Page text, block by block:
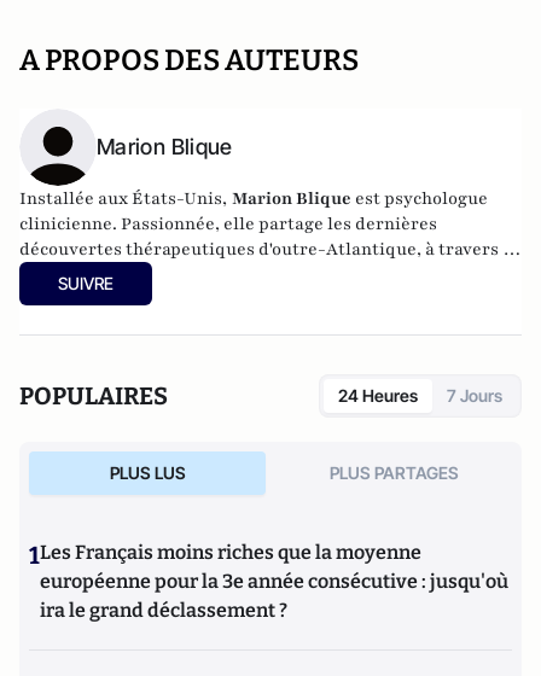
A PROPOS DES AUTEURS
Marion Blique
Installée aux États-Unis, Marion Blique est psychologue
clinicienne. Passionnée, elle partage les dernières
découvertes thérapeutiques d'outre-Atlantique, à travers sa
pratique en cabinet et ses formations : psychologie
énergétique, neurosciences, EFT et psychothérapie du lien.
SUIVRE
POPULAIRES 24 Heures 7 Jours
PLUS LUS PLUS PARTAGES
1Les Français moins riches que la moyenne
européenne pour la 3e année consécutive : jusqu'où
ira le grand déclassement ?